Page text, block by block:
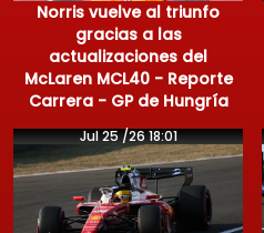
Norris vuelve al triunfo
gracias a las
actualizaciones del
McLaren MCL40 - Reporte
Carrera - GP de Hungría
Jul 25 /26 18:01